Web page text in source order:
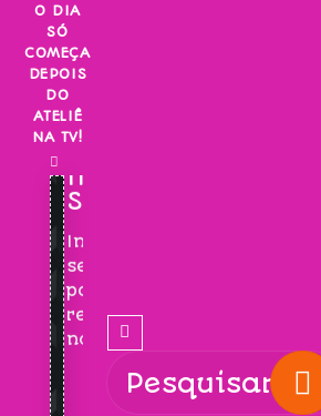
Skip
content
O DIA
SÓ
COMEÇA
DEPOIS
DO
ATELIÊ
NA TV!
INSCREVA-
SE!
Inscreva-
se
para
receber
novidades!